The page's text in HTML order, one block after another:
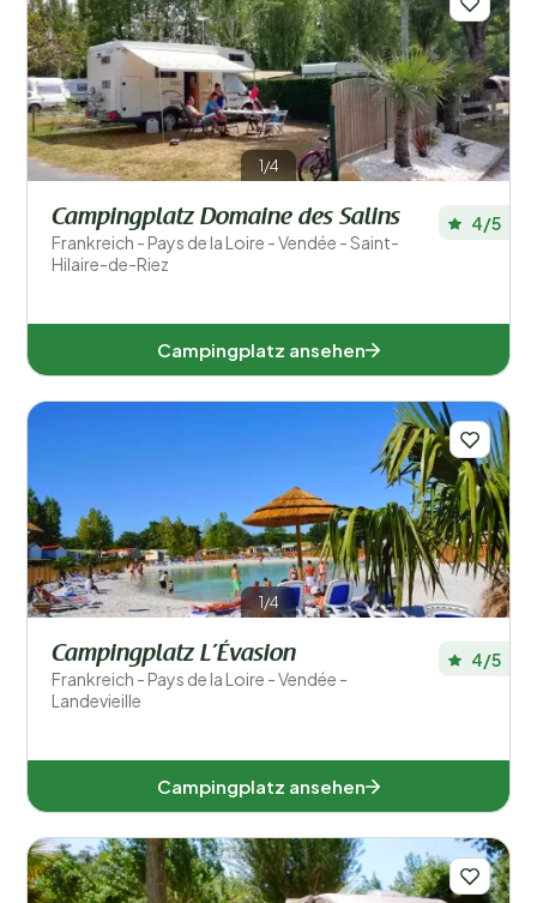
1/4
Campingplatz Domaine des Salins
Frankreich - Pays de la Loire - Vendée - Saint-
Hilaire-de-Riez
4/5
Campingplatz ansehen
1/4
Campingplatz L’Évasion
Frankreich - Pays de la Loire - Vendée -
Landevieille
4/5
Campingplatz ansehen